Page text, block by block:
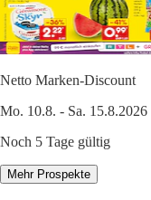
Netto Marken-Discount
Mo. 10.8. - Sa. 15.8.2026
Noch 5 Tage gültig
Mehr Prospekte